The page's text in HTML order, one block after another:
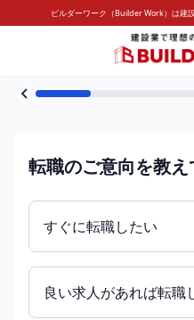
ビルダーワーク（Builder Work）は建
転職のご意向を教
すぐに転職したい
良い求人があれば転職